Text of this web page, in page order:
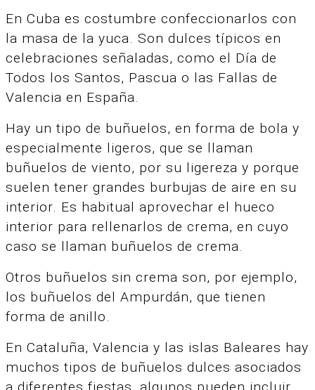
En Cuba es costumbre confeccionarlos con
la masa de la yuca. Son dulces típicos en
celebraciones señaladas, como el Día de
Todos los Santos, Pascua o las Fallas de
Valencia en España.
Hay un tipo de buñuelos, en forma de bola y
especialmente ligeros, que se llaman
buñuelos de viento, por su ligereza y porque
suelen tener grandes burbujas de aire en su
interior. Es habitual aprovechar el hueco
interior para rellenarlos de crema, en cuyo
caso se llaman buñuelos de crema.
Otros buñuelos sin crema son, por ejemplo,
los buñuelos del Ampurdán, que tienen
forma de anillo.
En Cataluña, Valencia y las islas Baleares hay
muchos tipos de buñuelos dulces asociados